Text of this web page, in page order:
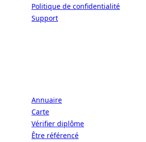
Politique de confidentialité
Support
Annuaire
Carte
Vérifier diplôme
Être référencé